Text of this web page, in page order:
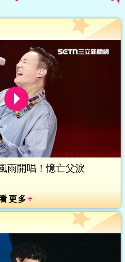
雨開唱！憶亡父淚
更多+